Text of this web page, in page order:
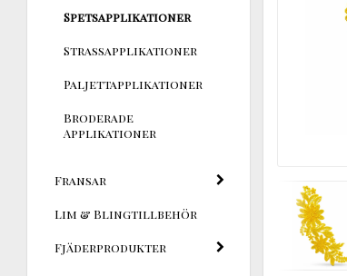
Spetsapplikationer
Strassapplikationer
Paljettapplikationer
Broderade
Applikationer
Fransar
Lim & Blingtillbehör
Fjäderprodukter